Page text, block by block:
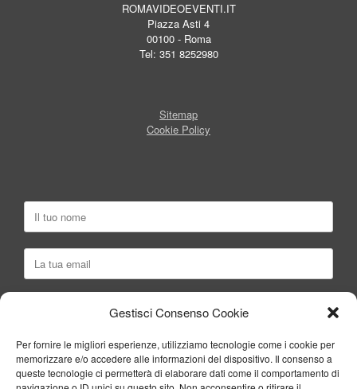
Gestisci Consenso Cookie
Per fornire le migliori esperienze, utilizziamo tecnologie come i cookie per
memorizzare e/o accedere alle informazioni del dispositivo. Il consenso a
queste tecnologie ci permetterà di elaborare dati come il comportamento di
ROMAVIDEOEVENTI.IT
Piazza Asti 4
00100 - Roma
Tel: 351 8252980
Sitemap
Cookie Policy